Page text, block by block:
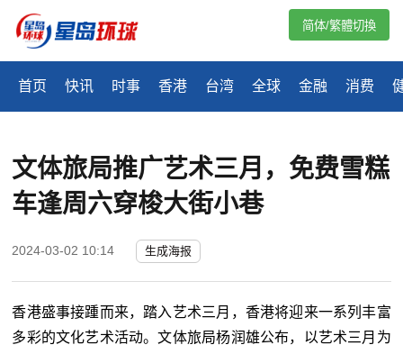
首页 快讯 时事 香港 台湾 全球 金融 消费
简体/繁體切換
文体旅局推广艺术三月，免费雪糕
车逢周六穿梭大街小巷
2024-03-02 10:14 生成海报
香港盛事接踵而来，踏入艺术三月，香港将迎来一系列丰富
多彩的文化艺术活动。文体旅局杨润雄公布，以艺术三月为